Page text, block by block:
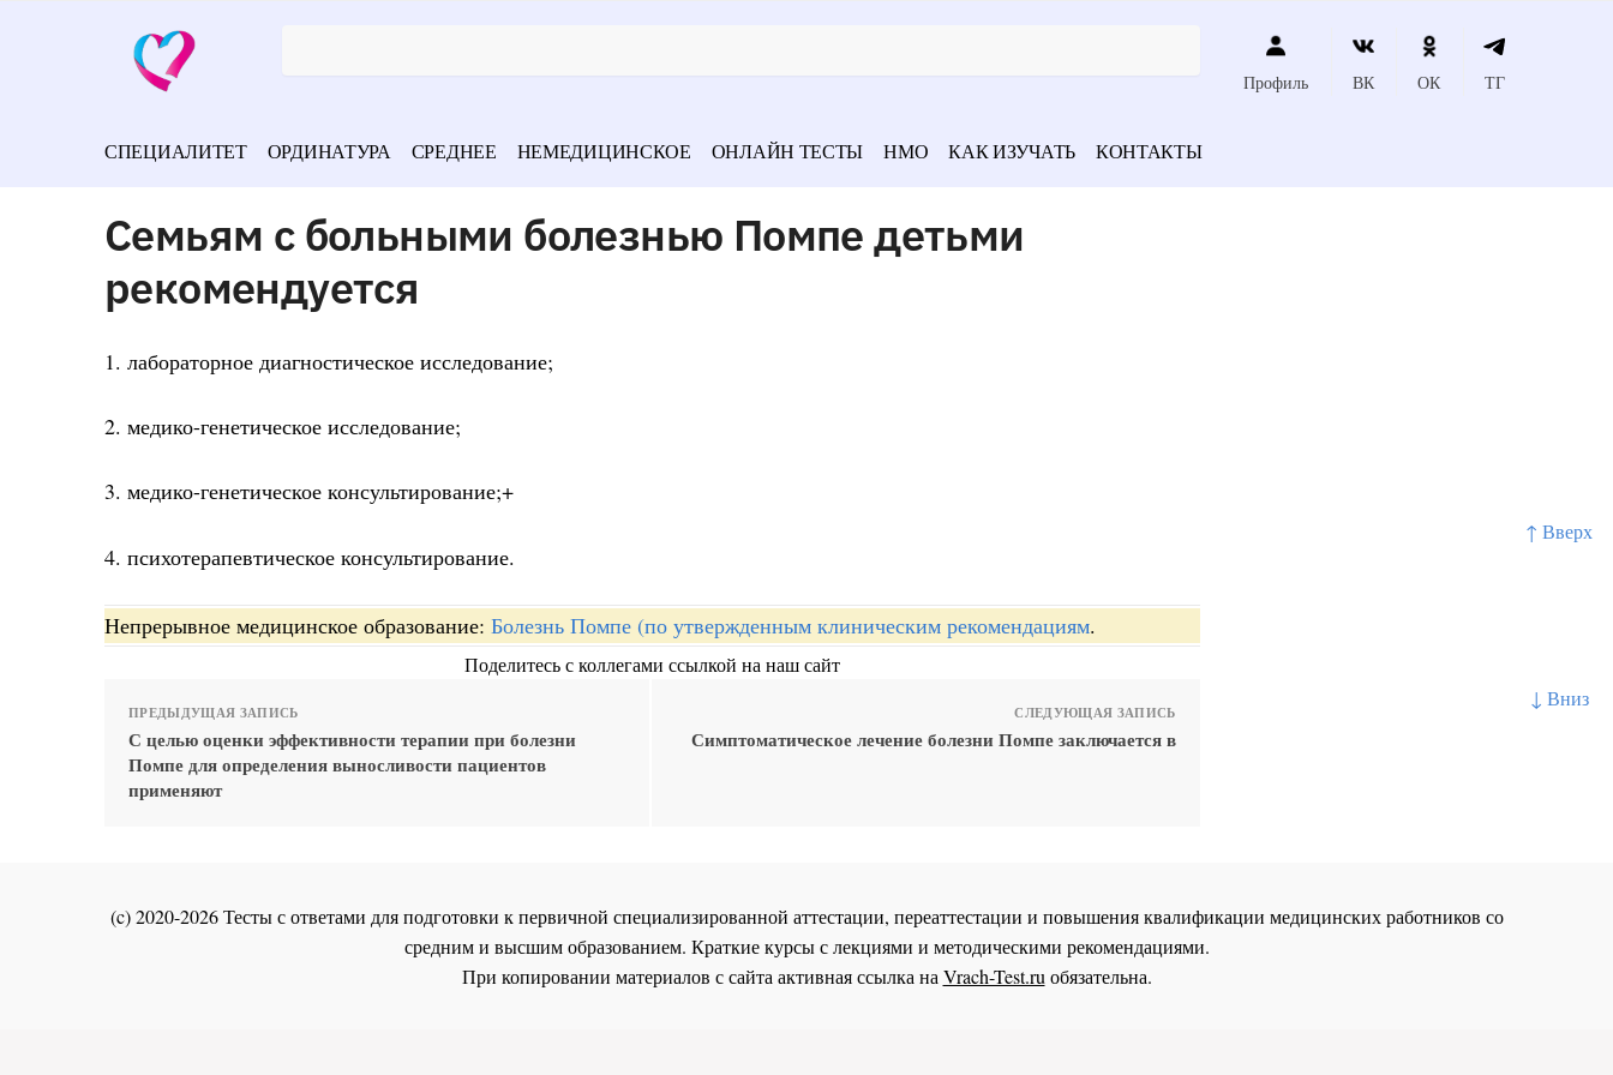
↑ Вверх
↓ Вниз
Профиль ВК ОК ТГ
СПЕЦИАЛИТЕТ ОРДИНАТУРА СРЕДНЕЕ НЕМЕДИЦИНСКОЕ ОНЛАЙН ТЕСТЫ НМО КАК ИЗУЧАТЬ КОНТАКТЫ
Семьям с больными болезнью Помпе детьми
рекомендуется
1. лабораторное диагностическое исследование;
2. медико-генетическое исследование;
3. медико-генетическое консультирование;+
4. психотерапевтическое консультирование.
Непрерывное медицинское образование: Болезнь Помпе (по утвержденным клиническим рекомендациям.
Поделитесь с коллегами ссылкой на наш сайт
ПРЕДЫДУЩАЯ ЗАПИСЬ
С целью оценки эффективности терапии при болезни
Помпе для определения выносливости пациентов
применяют
СЛЕДУЮЩАЯ ЗАПИСЬ
Симптоматическое лечение болезни Помпе заключается в
(c) 2020-2026 Тесты с ответами для подготовки к первичной специализированной аттестации, переаттестации и повышения квалификации медицинских работников со
средним и высшим образованием. Краткие курсы с лекциями и методическими рекомендациями.
При копировании материалов с сайта активная ссылка наVrach-Test.ruобязательна.